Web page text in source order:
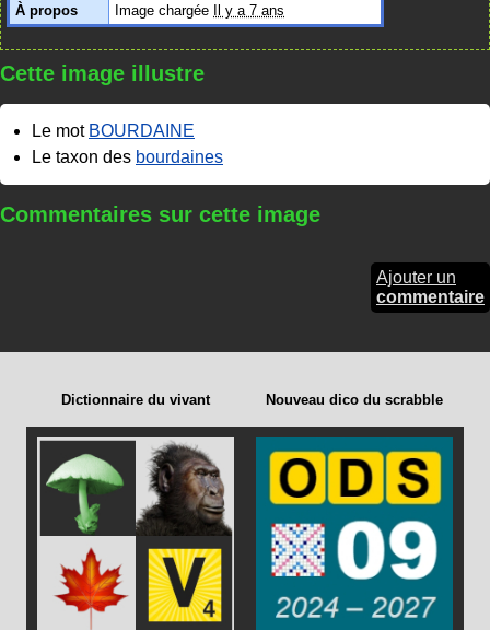
À propos
Image chargée Il y a 7 ans
Cette image illustre
Le mot BOURDAINE
Le taxon des bourdaines
Commentaires sur cette image
Ajouter un
commentaire
Dictionnaire du vivant Nouveau dico du scrabble